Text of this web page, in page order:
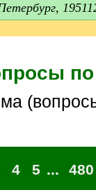
по
4 5 ...
480